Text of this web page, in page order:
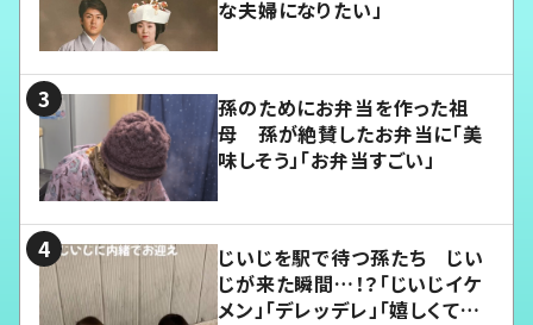
な夫婦になりたい」
孫のためにお弁当を作った祖
母 孫が絶賛したお弁当に「美
味しそう」「お弁当すごい」
じいじを駅で待つ孫たち じい
じが来た瞬間…！？「じいじイケ
メン」「デレッデレ」「嬉しくて可